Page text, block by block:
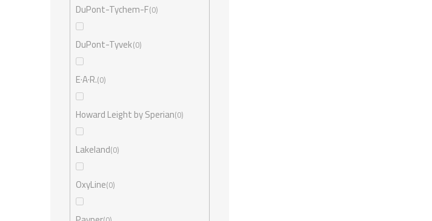
DuPont-Tychem-F 0
DuPont-Tyvek 0
E·A·R. 0
Howard Leight by Sperian 0
Lakeland 0
OxyLine 0